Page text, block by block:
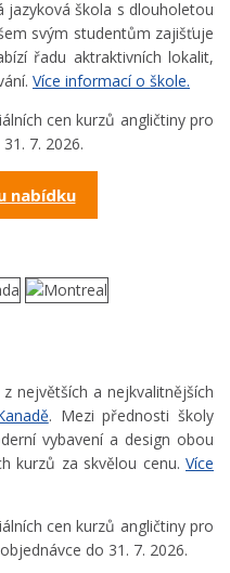
jazyková škola s dlouholetou
svým studentům zajišťuje
řadu aktraktivních lokalit,
Více informací o škole.
cen kurzů angličtiny pro
7. 2026.
nabídku
největších a nejkvalitnějších
. Mezi přednosti školy
vybavení a design obou
kurzů za skvělou cenu. Více
cen kurzů angličtiny pro
do 31. 7. 2026.